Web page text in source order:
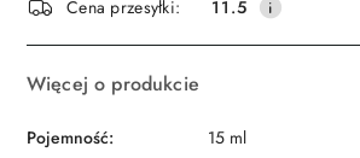
dostawa
Cena przesyłki:
11.5
Więcej o produkcie
Pojemność: 15 ml